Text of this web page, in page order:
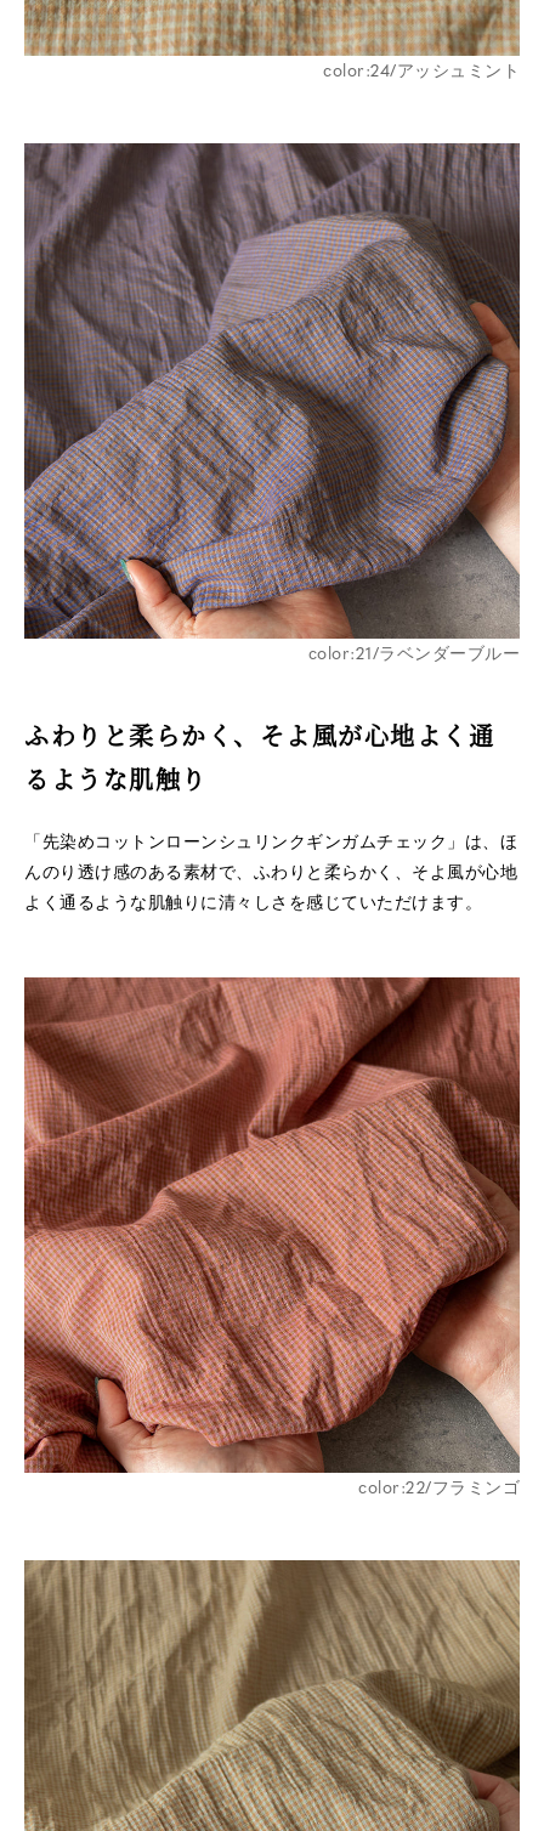
color:24/アッシュミント
color:21/ラベンダーブルー
ふわりと柔らかく、そよ風が心地よく通
るような肌触り
「先染めコットンローンシュリンクギンガムチェック」は、ほ
んのり透け感のある素材で、ふわりと柔らかく、そよ風が心地
よく通るような肌触りに清々しさを感じていただけます。
color:22/フラミンゴ